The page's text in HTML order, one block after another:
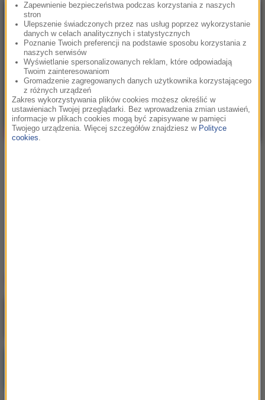
Zapewnienie bezpieczeństwa podczas korzystania z naszych
stron
Ulepszenie świadczonych przez nas usług poprzez wykorzystanie
danych w celach analitycznych i statystycznych
Poznanie Twoich preferencji na podstawie sposobu korzystania z
naszych serwisów
Wyświetlanie spersonalizowanych reklam, które odpowiadają
Twoim zainteresowaniom
Gromadzenie zagregowanych danych użytkownika korzystającego
z różnych urządzeń
Zakres wykorzystywania plików cookies możesz określić w
ustawieniach Twojej przeglądarki. Bez wprowadzenia zmian ustawień,
informacje w plikach cookies mogą być zapisywane w pamięci
Twojego urządzenia. Więcej szczegółów znajdziesz w Polityce
cookies